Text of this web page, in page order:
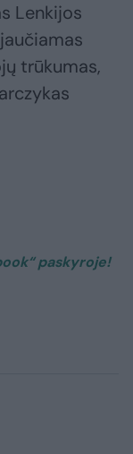
Lenkijos
trūkumas,
paskyroje!